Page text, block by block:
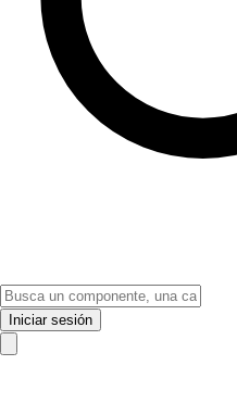
Iniciar sesión